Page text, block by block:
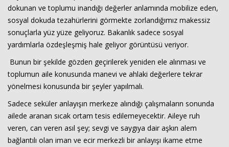
dokunan ve toplumu inandığı değerler anlamında mobilize eden,
sosyal dokuda tezahürlerini görmekte zorlandığımız makessiz
sonuçlarla yüz yüze geliyoruz. Bakanlık sadece sosyal
yardımlarla özdeşleşmiş hale geliyor görüntüsü veriyor.
Bunun bir şekilde gözden geçirilerek yeniden ele alınması ve
toplumun aile konusunda manevi ve ahlaki değerlere tekrar
yönelmesi konusunda bir şeyler yapılmalı.
Sadece seküler anlayışın merkeze alındığı çalışmaların sonunda
ailede aranan sıcak ortam tesis edilemeyecektir. Aileye ruh
veren, can veren asıl şey; sevgi ve saygıya dair aşkın alem
bağlantılı olan iman ve ecir merkezli bir anlayışı ikame etme